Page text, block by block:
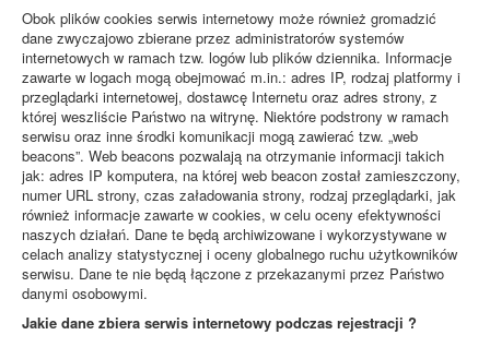
Obok plików cookies serwis internetowy może również gromadzić
dane zwyczajowo zbierane przez administratorów systemów
internetowych w ramach tzw. logów lub plików dziennika. Informacje
zawarte w logach mogą obejmować m.in.: adres IP, rodzaj platformy i
przeglądarki internetowej, dostawcę Internetu oraz adres strony, z
której weszliście Państwo na witrynę. Niektóre podstrony w ramach
serwisu oraz inne środki komunikacji mogą zawierać tzw. „web
beacons”. Web beacons pozwalają na otrzymanie informacji takich
jak: adres IP komputera, na której web beacon został zamieszczony,
numer URL strony, czas załadowania strony, rodzaj przeglądarki, jak
również informacje zawarte w cookies, w celu oceny efektywności
naszych działań. Dane te będą archiwizowane i wykorzystywane w
celach analizy statystycznej i oceny globalnego ruchu użytkowników
serwisu. Dane te nie będą łączone z przekazanymi przez Państwo
danymi osobowymi.
Jakie dane zbiera serwis internetowy podczas rejestracji ?